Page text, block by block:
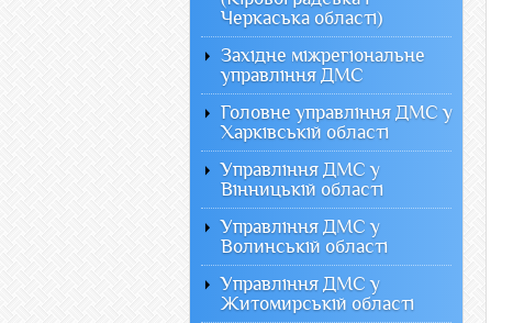
Черкаська області)
Західне міжрегіональне
управління ДМС
Головне управління ДМС у
Харківській області
Управління ДМС у
Вінницькій області
Управління ДМС у
Волинській області
Управління ДМС у
Житомирській області